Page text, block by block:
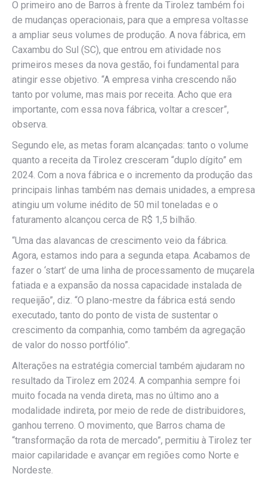
O primeiro ano de Barros à frente da Tirolez também foi
de mudanças operacionais, para que a empresa voltasse
a ampliar seus volumes de produção. A nova fábrica, em
Caxambu do Sul (SC), que entrou em atividade nos
primeiros meses da nova gestão, foi fundamental para
atingir esse objetivo. “A empresa vinha crescendo não
tanto por volume, mas mais por receita. Acho que era
importante, com essa nova fábrica, voltar a crescer”,
observa.
Segundo ele, as metas foram alcançadas: tanto o volume
quanto a receita da Tirolez cresceram “duplo dígito” em
2024. Com a nova fábrica e o incremento da produção das
principais linhas também nas demais unidades, a empresa
atingiu um volume inédito de 50 mil toneladas e o
faturamento alcançou cerca de R$ 1,5 bilhão.
“Uma das alavancas de crescimento veio da fábrica.
Agora, estamos indo para a segunda etapa. Acabamos de
fazer o ‘start’ de uma linha de processamento de muçarela
fatiada e a expansão da nossa capacidade instalada de
requeijão”, diz. “O plano-mestre da fábrica está sendo
executado, tanto do ponto de vista de sustentar o
crescimento da companhia, como também da agregação
de valor do nosso portfólio”.
Alterações na estratégia comercial também ajudaram no
resultado da Tirolez em 2024. A companhia sempre foi
muito focada na venda direta, mas no último ano a
modalidade indireta, por meio de rede de distribuidores,
ganhou terreno. O movimento, que Barros chama de
“transformação da rota de mercado”, permitiu à Tirolez ter
maior capilaridade e avançar em regiões como Norte e
Nordeste.